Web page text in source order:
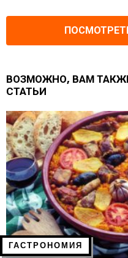
ВОЗМОЖНО, ВАМ
СТАТЬИ
ГАСТРОНОМИЯ